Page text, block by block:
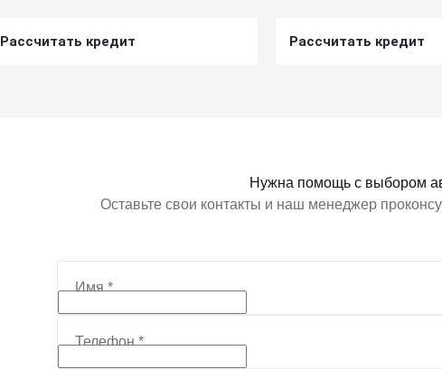
Рассчитать кредит Рассчитать кредит
Нужна помощь с выбором
Оставьте свои контакты и наш менеджер
Имя*
Телефон*